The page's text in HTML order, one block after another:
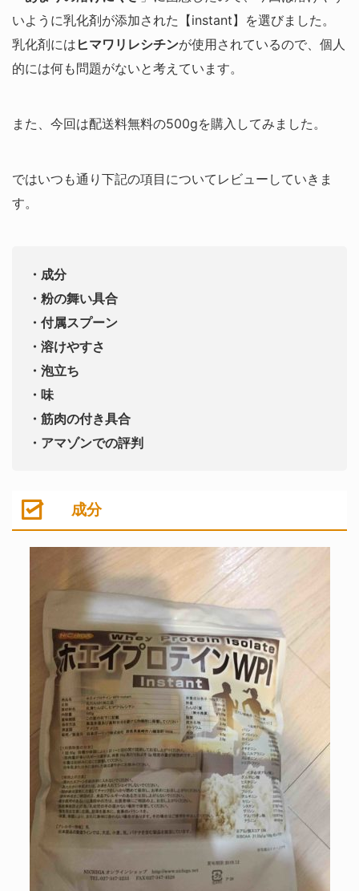
いように乳化剤が添加された【instant】を選びました。
乳化剤には ヒマワリレシチンが使用されているので、個人
的には何も問題がないと考えています。
また、今回は配送料無料の500gを購入してみました。
ではいつも通り下記の項目についてレビューしていきま
す。
・成分
・粉の舞い具合
・付属スプーン
・溶けやすさ
・泡立ち
・味
・筋肉の付き具合
・アマゾンでの評判
成分